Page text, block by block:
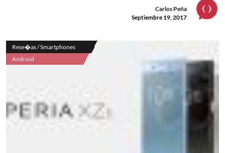
Carlos Peña
Septiembre 19, 2017
Rese�as / Smartphones
Android